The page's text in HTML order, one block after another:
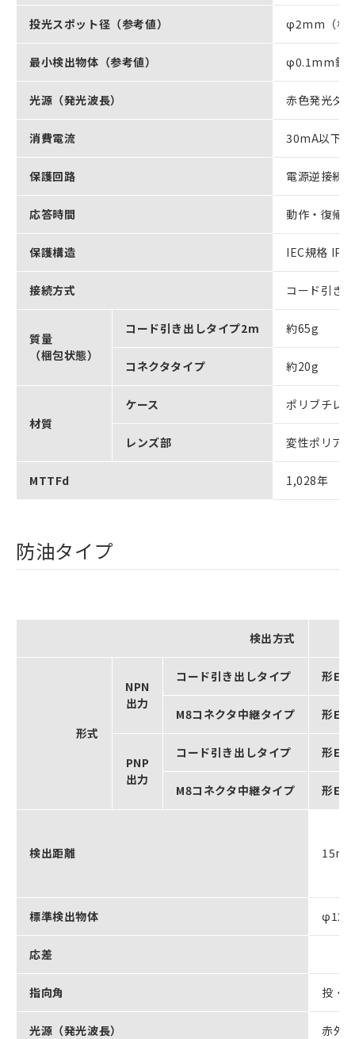
投光スポット径（参考値） φ2mm（検
最小検出物体（参考値） φ0.1mm銅
光源（発光波長） 赤色発光ダ
消費電流 30mA以下
保護回路 電源逆接続
応答時間 動作・復帰
保護構造 IEC規格 IP67
接続方式 コード引き
質量
（梱包状態）
コード引き出しタイプ2m 約65g
コネクタタイプ 約20g
材質
ケース ポリブチレ
レンズ部 変性ポリア
MTTFd 1,028年
防油タイプ
検出方式
形式
NPN
出力
コード引き出しタイプ 形
M8コネクタ中継タイプ 形
PNP
出力
コード引き出しタイプ 形
M8コネクタ中継タイプ 形
検出距離 15m
標準検出物体
応差
指向角 投・
光源（発光波長） 赤外